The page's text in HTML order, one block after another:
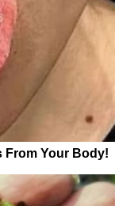
From Your Body!